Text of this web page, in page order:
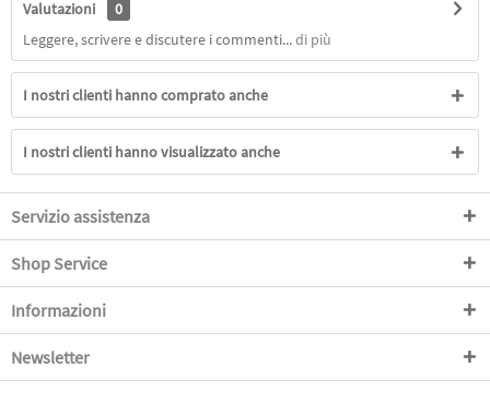
Valutazioni
0
Leggere, scrivere e discutere i commenti...di più
I nostri clienti hanno comprato anche
I nostri clienti hanno visualizzato anche
Servizio assistenza
Shop Service
Informazioni
Newsletter